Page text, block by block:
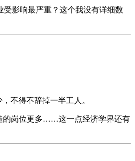
影响最严重？这个我没有详细数
不得不辞掉一半工人。
的岗位更多……这一点经济学界还有